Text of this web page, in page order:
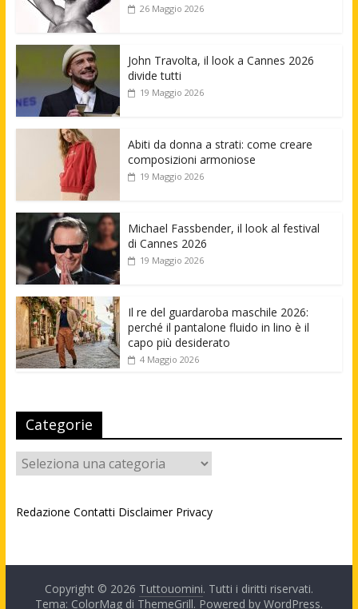
26 Maggio 2026
John Travolta, il look a Cannes 2026
divide tutti
19 Maggio 2026
Abiti da donna a strati: come creare
composizioni armoniose
19 Maggio 2026
Michael Fassbender, il look al festival
di Cannes 2026
19 Maggio 2026
Il re del guardaroba maschile 2026:
perché il pantalone fluido in lino è il
capo più desiderato
4 Maggio 2026
Categorie
Categorie
Redazione Contatti Disclaimer Privacy
Copyright © 2026 Tuttouomini. Tutti i diritti riservati.
Tema: ColorMag di ThemeGrill. Powered by WordPress.